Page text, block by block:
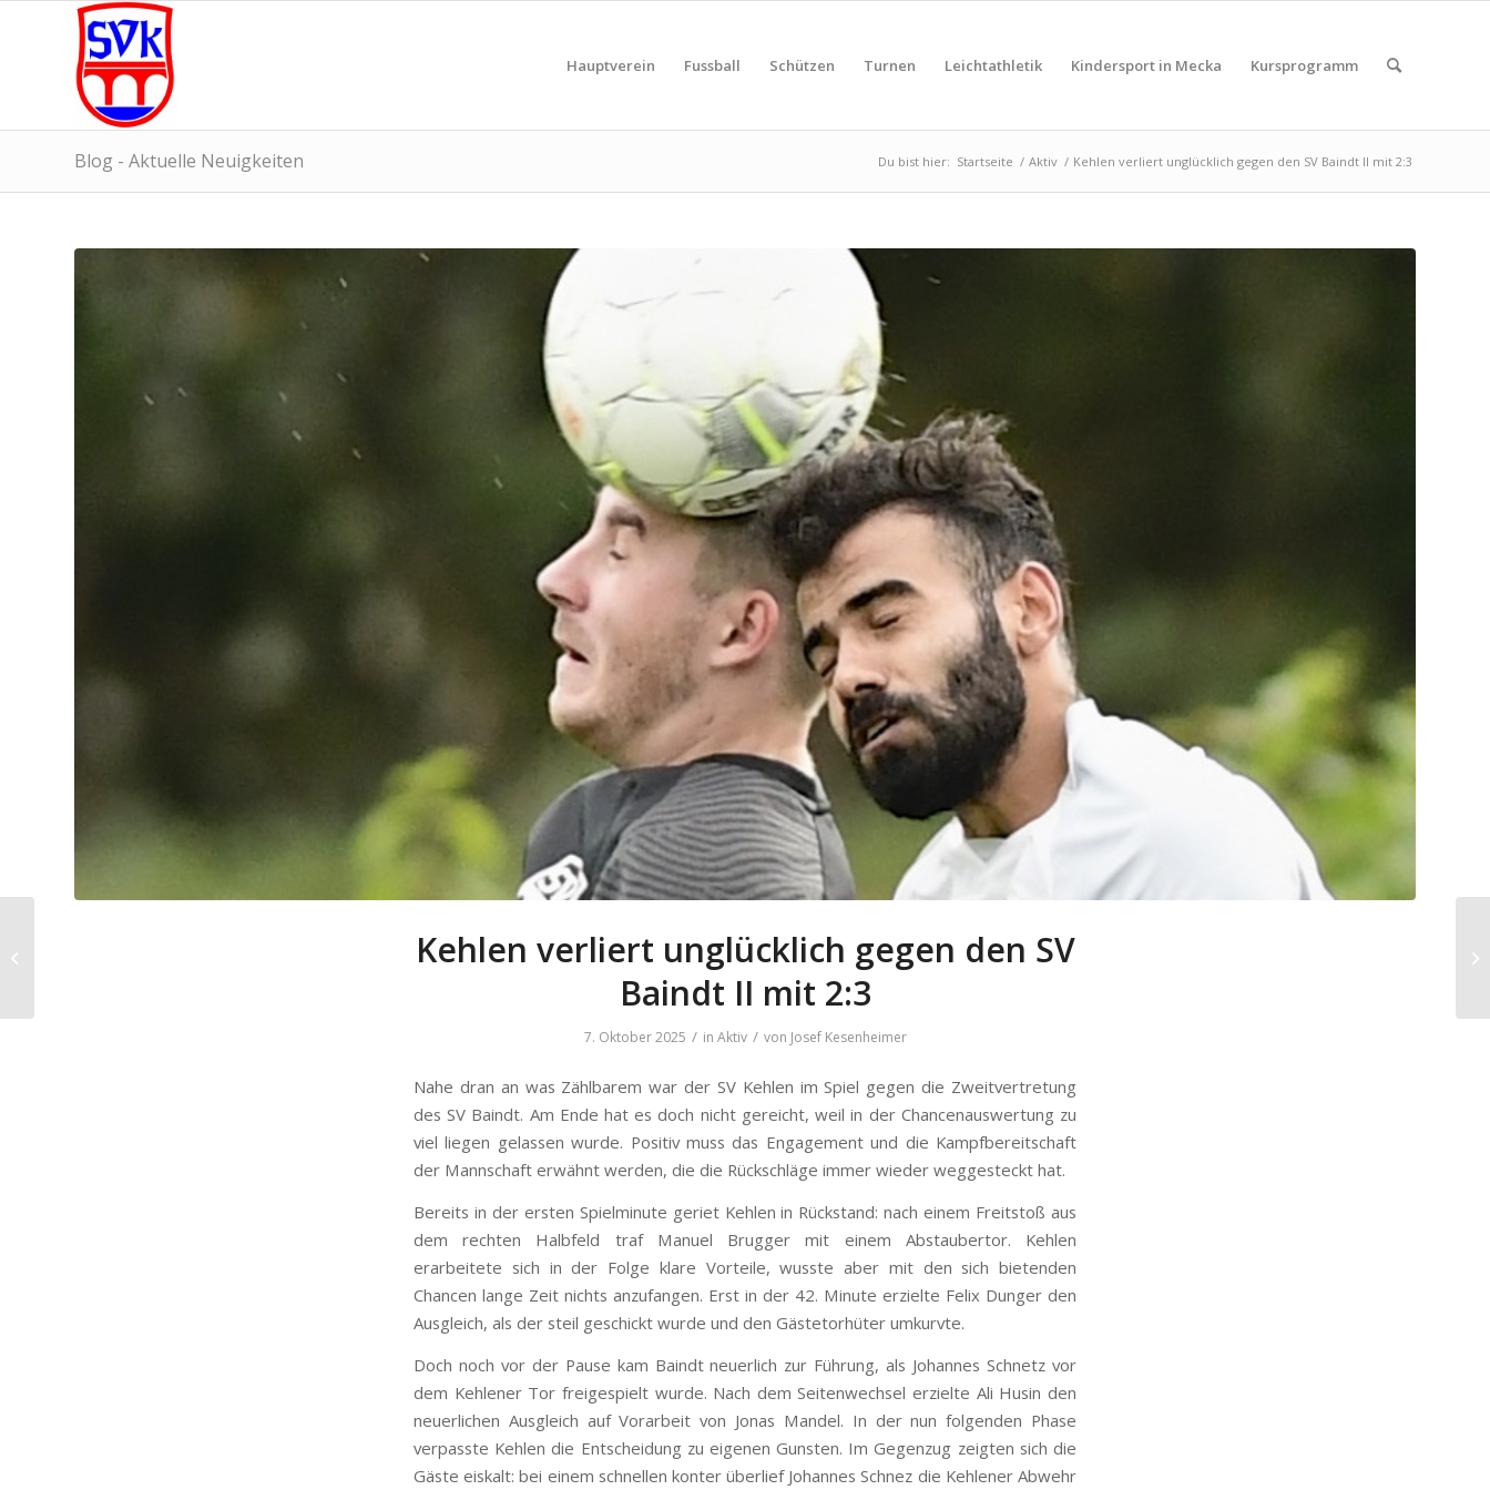
Hauptverein Fussball Schützen Turnen Leichtathletik Kindersport in Mecka Kursprogramm
Blog - Aktuelle Neuigkeiten Du bist hier: Startseite / Aktiv / Kehlen verliert unglücklich gegen den SV Baindt II mit 2:3
Kehlen verliert unglücklich gegen den SV
Baindt II mit 2:3
7. Oktober 2025 / in Aktiv / von Josef Kesenheimer
Nahe dran an was Zählbarem war der SV Kehlen im Spiel gegen die Zweitvertretung
des SV Baindt. Am Ende hat es doch nicht gereicht, weil in der Chancenauswertung zu
viel liegen gelassen wurde. Positiv muss das Engagement und die Kampfbereitschaft
der Mannschaft erwähnt werden, die die Rückschläge immer wieder weggesteckt hat.
Bereits in der ersten Spielminute geriet Kehlen in Rückstand: nach einem Freitstoß aus
dem rechten Halbfeld traf Manuel Brugger mit einem Abstaubertor. Kehlen
erarbeitete sich in der Folge klare Vorteile, wusste aber mit den sich bietenden
Chancen lange Zeit nichts anzufangen. Erst in der 42. Minute erzielte Felix Dunger den
Ausgleich, als der steil geschickt wurde und den Gästetorhüter umkurvte.
Doch noch vor der Pause kam Baindt neuerlich zur Führung, als Johannes Schnetz vor
dem Kehlener Tor freigespielt wurde. Nach dem Seitenwechsel erzielte Ali Husin den
neuerlichen Ausgleich auf Vorarbeit von Jonas Mandel. In der nun folgenden Phase
verpasste Kehlen die Entscheidung zu eigenen Gunsten. Im Gegenzug zeigten sich die
Gäste eiskalt: bei einem schnellen konter überlief Johannes Schnez die Kehlener Abwehr